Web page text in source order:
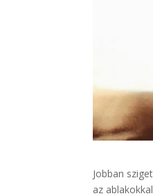
Jobban
az